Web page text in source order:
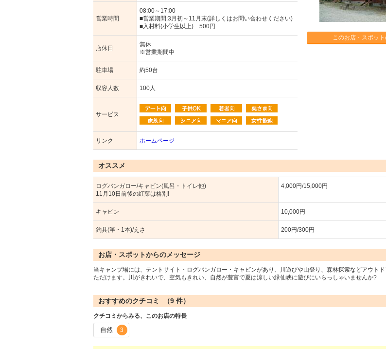
営業時間
08:00～17:00
■営業期間:3月初～11月末(詳しくはお問い合わせください)
■入村料(小学生以上) 500円
店休日
無休
※営業期間中
駐車場 約50台
収容人数 100人
サービス
リンク ホームページ
このお店・スポッ
オススメ
ログバンガロー/キャビン(風呂・トイレ他)
11月10日前後の紅葉は格別!
4,000円/15,000円
キャビン 10,000円
釣具(竿・1本)/えさ 200円/300円
お店・スポットからのメッセージ
当キャンプ場には、テントサイト・ログバンガロー・キャビンがあり、川遊びや山登り、森林探索などアウト
ただけます。川がきれいで、空気もきれい、自然が豊富で夏は涼しい緑仙峡に遊びにいらっしゃいませんか?
おすすめのクチコミ （9 件）
クチコミからみる、このお店の特長
自然 3